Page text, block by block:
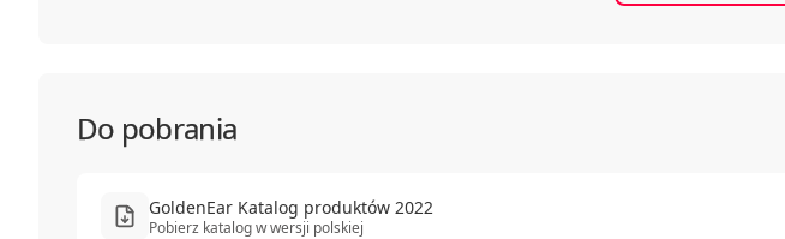
Do pobrania
GoldenEar Katalog produktów 2022
Pobierz katalog w wersji polskiej